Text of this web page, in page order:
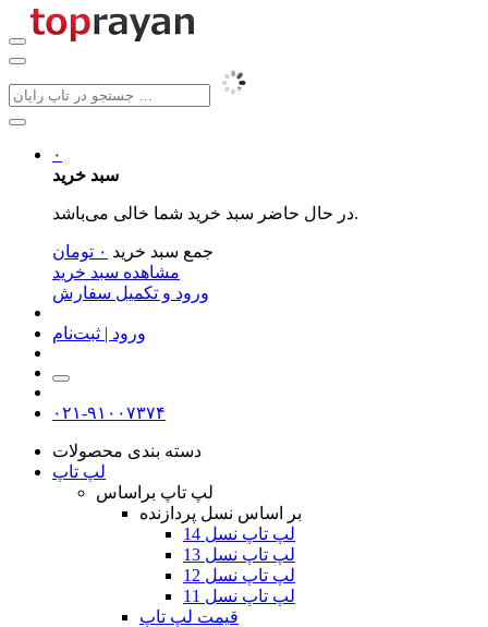
۰
سبد خرید
در حال حاضر سبد خرید شما خالی می‌باشد.
جمع سبد خرید ۰ تومان
مشاهده سبد خرید
ورود و تکمیل سفارش
ورود | ثبت‌نام
۰۲۱-۹۱۰۰۷۳۷۴
دسته بندی محصولات
لپ تاپ
لپ تاپ براساس
بر اساس نسل پردازنده
لپ تاپ نسل 14
لپ تاپ نسل 13
لپ تاپ نسل 12
لپ تاپ نسل 11
قیمت لپ تاپ